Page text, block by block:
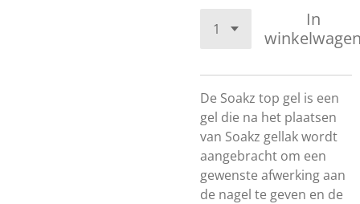
In
De Soakz top gel is een
gel die na het plaatsen
van Soakz gellak wordt
aangebracht om een
gewenste afwerking aan
de nagel te geven en de